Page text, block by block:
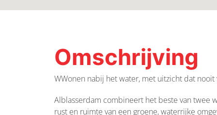
Omschrijving
WWonen nabij het water, met uitzicht dat nooit
Alblasserdam combineert het beste van twee
rust en ruimte van een groene, waterrijke